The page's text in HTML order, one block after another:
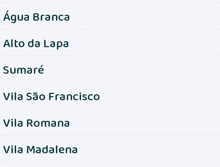
Água Branca
Alto da Lapa
Sumaré
Vila São Francisco
Vila Romana
Vila Madalena